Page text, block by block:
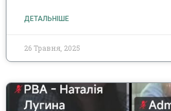
ДЕТАЛЬНІШЕ
26 Травня, 2025